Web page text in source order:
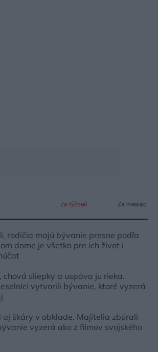
Za týždeň Za mesiac
rodičia majú bývanie presne podľa
dome je všetko pre ich život i
chová sliepky a uspáva ju rieka.
vytvorili bývanie, ktoré vyzerá
aj škáry v obklade. Majitelia zbúrali
vyzerá ako z filmov svojského